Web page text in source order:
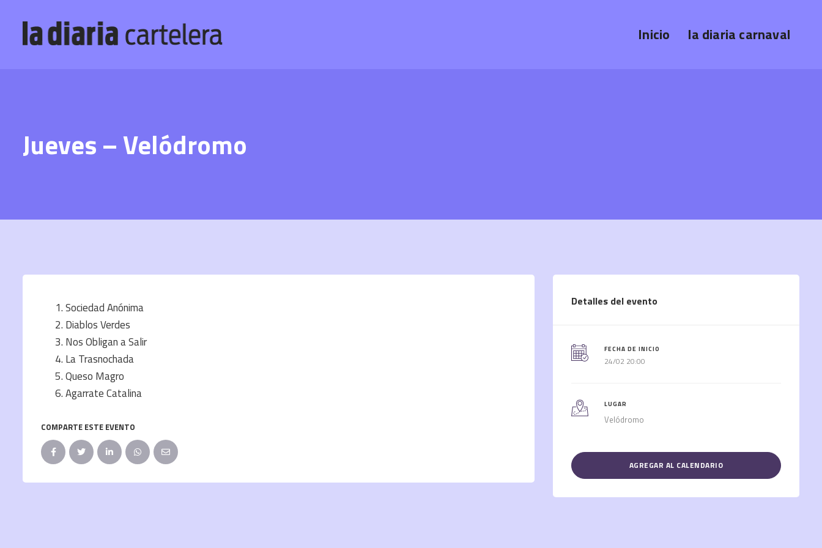
Inicio la diaria carnaval
Jueves – Velódromo
Sociedad Anónima
Diablos Verdes
Nos Obligan a Salir
La Trasnochada
Queso Magro
Agarrate Catalina
COMPARTE ESTE EVENTO
Detalles del evento
FECHA DE INICIO
24/02 20:00
LUGAR
Velódromo
AGREGAR AL CALENDARIO